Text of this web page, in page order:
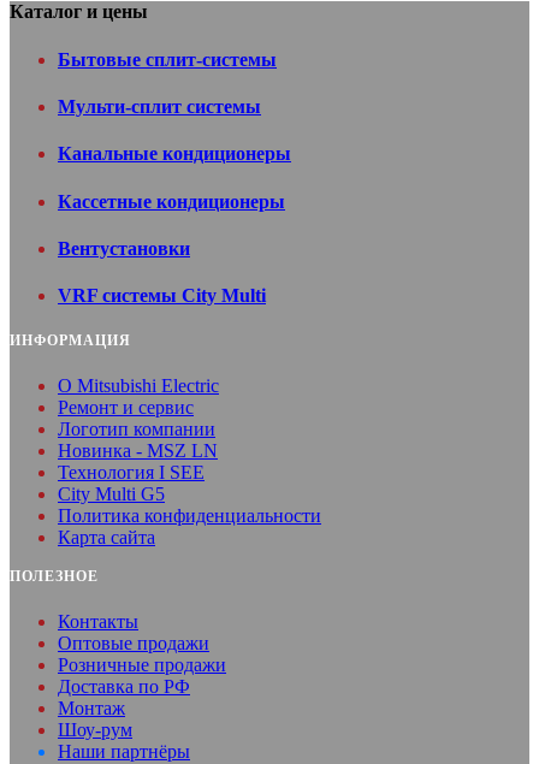
Каталог и цены
Бытовые сплит-системы
Мульти-сплит системы
Канальные кондиционеры
Кассетные кондиционеры
Вентуcтановки
VRF системы City Multi
ИНФОРМАЦИЯ
O Mitsubishi Electric
Ремонт и сервис
Логотип компании
Новинка - MSZ LN
Технология I SEE
City Multi G5
Политика конфиденциальности
Карта сайта
ПОЛЕЗНОЕ
Контакты
Оптовые продажи
Розничные продажи
Доставка по РФ
Монтаж
Шоу-рум
Наши партнёры